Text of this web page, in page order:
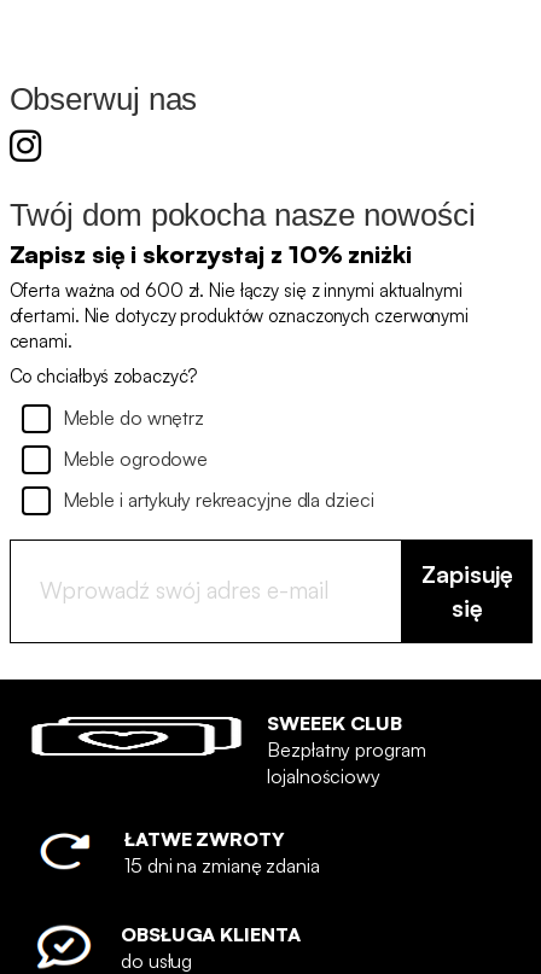
Obserwuj nas
Twój dom pokocha nasze nowości
Zapisz się i skorzystaj z 10% zniżki
Oferta ważna od 600 zł. Nie łączy się z innymi aktualnymi
ofertami. Nie dotyczy produktów oznaczonych czerwonymi
cenami.
Co chciałbyś zobaczyć?
Meble do wnętrz
Meble ogrodowe
Meble i artykuły rekreacyjne dla dzieci
Zapisuję
się
SWEEEK CLUB
Bezpłatny program
lojalnościowy
ŁATWE ZWROTY
15 dni na zmianę zdania
OBSŁUGA KLIENTA
do usług